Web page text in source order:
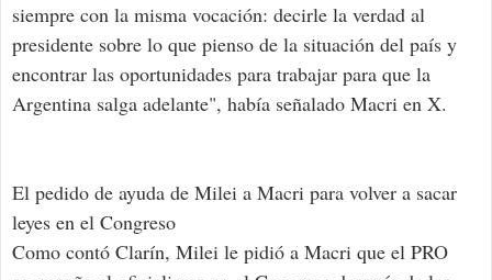
siempre con la misma vocación: decirle la verdad al
presidente sobre lo que pienso de la situación del país y
encontrar las oportunidades para trabajar para que la
Argentina salga adelante", había señalado Macri en X.
El pedido de ayuda de Milei a Macri para volver a sacar
leyes en el Congreso
Como contó Clarín, Milei le pidió a Macri que el PRO